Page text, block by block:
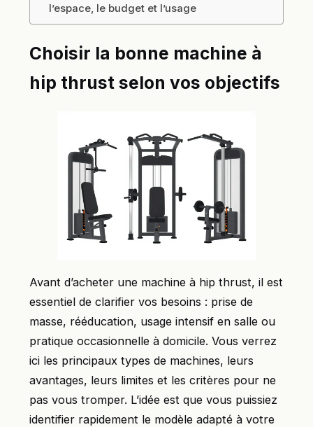
l’espace, le budget et l’usage
Choisir la bonne machine à
hip thrust selon vos objectifs
Avant d’acheter une machine à hip thrust, il est
essentiel de clarifier vos besoins : prise de
masse, rééducation, usage intensif en salle ou
pratique occasionnelle à domicile. Vous verrez
ici les principaux types de machines, leurs
avantages, leurs limites et les critères pour ne
pas vous tromper. L’idée est que vous puissiez
identifier rapidement le modèle adapté à votre